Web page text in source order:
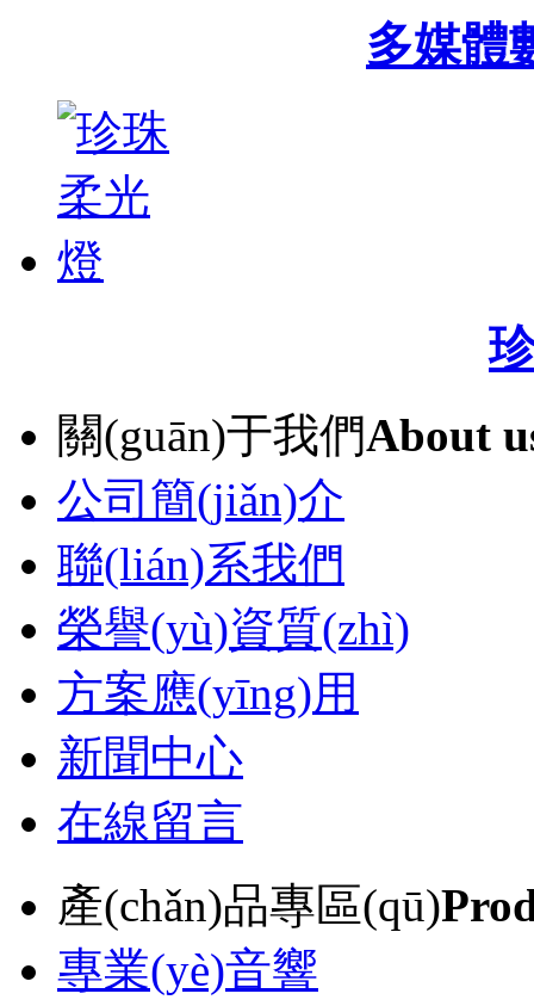
多媒體
關(guān)于我們About
公司簡(jiǎn)介
聯(lián)系我們
榮譽(yù)資質(zhì)
方案應(yīng)用
新聞中心
在線留言
產(chǎn)品專區(qū)
專業(yè)音響